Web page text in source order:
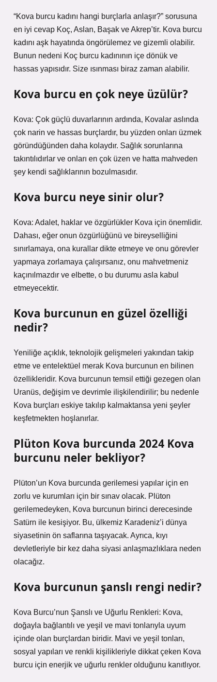
“Kova burcu kadını hangi burçlarla anlaşır?” sorusuna
en iyi cevap Koç, Aslan, Başak ve Akrep’tir. Kova burcu
kadını aşk hayatında öngörülemez ve gizemli olabilir.
Bunun nedeni Koç burcu kadınının içe dönük ve
hassas yapısıdır. Size ısınması biraz zaman alabilir.
Kova burcu en çok neye üzülür?
Kova: Çok güçlü duvarlarının ardında, Kovalar aslında
çok narin ve hassas burçlardır, bu yüzden onları üzmek
göründüğünden daha kolaydır. Sağlık sorunlarına
takıntılıdırlar ve onları en çok üzen ve hatta mahveden
şey kendi sağlıklarının bozulmasıdır.
Kova burcu neye sinir olur?
Kova: Adalet, haklar ve özgürlükler Kova için önemlidir.
Dahası, eğer onun özgürlüğünü ve bireyselliğini
sınırlamaya, ona kurallar dikte etmeye ve onu görevler
yapmaya zorlamaya çalışırsanız, onu mahvetmeniz
kaçınılmazdır ve elbette, o bu durumu asla kabul
etmeyecektir.
Kova burcunun en güzel özelliği
nedir?
Yeniliğe açıklık, teknolojik gelişmeleri yakından takip
etme ve entelektüel merak Kova burcunun en bilinen
özellikleridir. Kova burcunun temsil ettiği gezegen olan
Uranüs, değişim ve devrimle ilişkilendirilir; bu nedenle
Kova burçları eskiye takılıp kalmaktansa yeni şeyler
keşfetmekten hoşlanırlar.
Plüton Kova burcunda 2024 Kova
burcunu neler bekliyor?
Plüton’un Kova burcunda gerilemesi yapılar için en
zorlu ve kurumları için bir sınav olacak. Plüton
gerilemedeyken, Kova burcunun birinci derecesinde
Satürn ile kesişiyor. Bu, ülkemiz Karadeniz’i dünya
siyasetinin ön saflarına taşıyacak. Ayrıca, kıyı
devletleriyle bir kez daha siyasi anlaşmazlıklara neden
olacağız.
Kova burcunun şanslı rengi nedir?
Kova Burcu’nun Şanslı ve Uğurlu Renkleri: Kova,
doğayla bağlantılı ve yeşil ve mavi tonlarıyla uyum
içinde olan burçlardan biridir. Mavi ve yeşil tonları,
sosyal yapıları ve renkli kişilikleriyle dikkat çeken Kova
burcu için enerjik ve uğurlu renkler olduğunu kanıtlıyor.